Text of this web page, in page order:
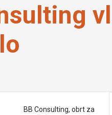
BB Consulting, obrt za